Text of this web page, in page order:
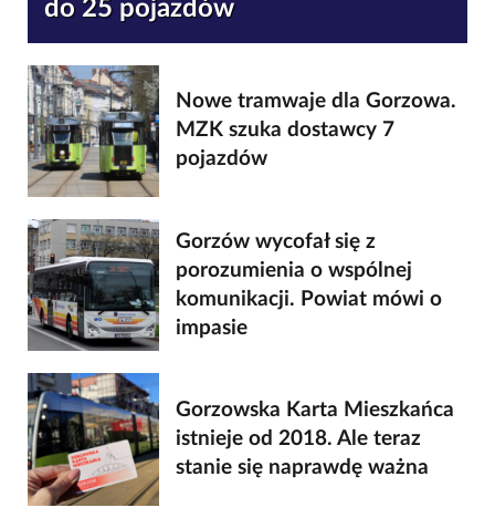
do 25 pojazdów
Nowe tramwaje dla Gorzowa.
MZK szuka dostawcy 7
pojazdów
Gorzów wycofał się z
porozumienia o wspólnej
komunikacji. Powiat mówi o
impasie
Gorzowska Karta Mieszkańca
istnieje od 2018. Ale teraz
stanie się naprawdę ważna